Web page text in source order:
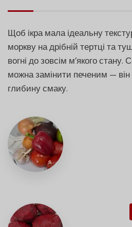
Щоб ікра мала ідеальну
моркву на дрібній тертці та
вогні до зовсім м’якого
можна замінити печеним —
глибину смаку.